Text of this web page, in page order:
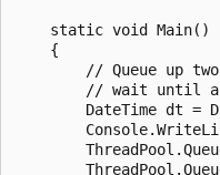
    static void Main()
    {
// Queue up
// wait until
DateTime dt =